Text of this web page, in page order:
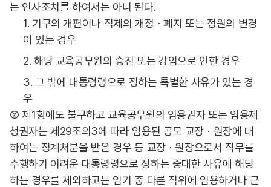
는 인사조치를 하여서는 아니 된다.
1. 기구의 개편이나 직제의 개정ㆍ폐지 또는 정원의 변경
이 있는 경우
2. 해당 교육공무원의 승진 또는 강임으로 인한 경우
3. 그 밖에 대통령령으로 정하는 특별한 사유가 있는 경
우
② 제1항에도 불구하고 교육공무원의 임용권자 또는 임용제
청권자는 제29조의3에 따라 임용된 공모 교장ㆍ원장에 대
하여는 징계처분을 받은 경우 등 교장ㆍ원장으로서 직무를
수행하기 어려운 대통령령으로 정하는 중대한 사유에 해당
하는 경우를 제외하고는 임기 중 다른 직위에 임용하거나 근